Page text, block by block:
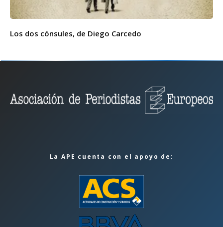
Los dos cónsules, de Diego Carcedo
La APE cuenta con el apoyo de: